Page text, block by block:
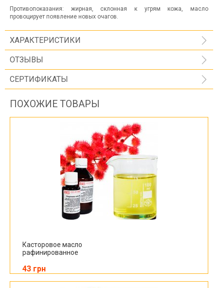
Противопоказания: жирная, склонная к угрям кожа, масло
провоцирует появление новых очагов.
ХАРАКТЕРИСТИКИ
ОТЗЫВЫ
СЕРТИФИКАТЫ
ПОХОЖИЕ ТОВАРЫ
Касторовое масло
рафинированное
43 грн